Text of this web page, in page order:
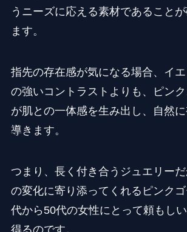
うニーズに応える素材であること
ます。
指先の存在感が気になる場合、イ
の強いコントラストよりも、ピン
が肌との一体感を生み出し、自然
導きます。
つまり、長く付き合うジュエリー
の変化に寄り添ってくれるピンク
代から50代の女性にとって頼もし
得るのです。